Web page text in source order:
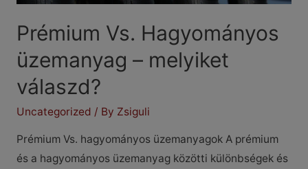
Prémium Vs. Hagyományos
üzemanyag – melyiket
válaszd?
Uncategorized / By Zsiguli
Prémium Vs. hagyományos üzemanyagok A prémium
és a hagyományos üzemanyag közötti különbségek és